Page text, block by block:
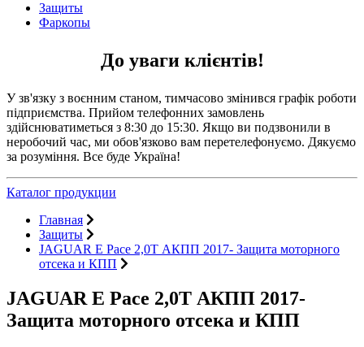
Защиты
Фаркопы
До уваги клієнтів!
У зв'язку з воєнним станом, тимчасово змінився графік роботи
підприємства. Прийом телефонних замовлень
здійснюватиметься з 8:30 до 15:30. Якщо ви подзвонили в
неробочий час, ми обов'язково вам перетелефонуємо. Дякуємо
за розуміння. Все буде Україна!
Каталог продукции
Главная
Защиты
JAGUAR E Pace 2,0Т АКПП 2017- Защита моторного
отсека и КПП
JAGUAR E Pace 2,0Т АКПП 2017-
Защита моторного отсека и КПП